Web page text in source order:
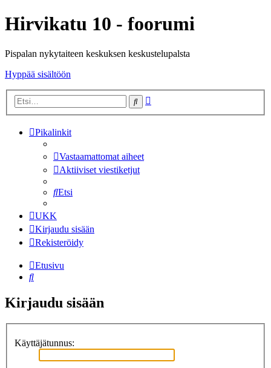
Hirvikatu 10 - foorumi
Pispalan nykytaiteen keskuksen keskustelupalsta
Hyppää sisältöön
Etsi
Pikalinkit
Vastaamattomat aiheet
Aktiiviset viestiketjut
Etsi
UKK
Kirjaudu sisään
Rekisteröidy
Etusivu
Etsi
Kirjaudu sisään
Käyttäjätunnus: